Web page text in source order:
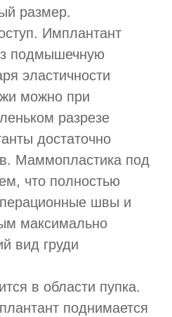
размер.
Имплантант
подмышечную
эластичности
можно при
разрезе
достаточно
Маммопластика под
что полностью
швы и
максимально
вид груди
в области пупка.
поднимается